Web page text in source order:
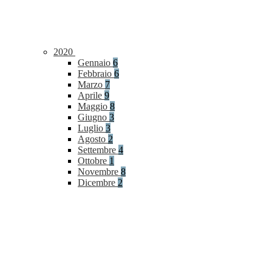
2020
Gennaio 6
Febbraio 6
Marzo 7
Aprile 9
Maggio 8
Giugno 3
Luglio 3
Agosto 2
Settembre 4
Ottobre 1
Novembre 8
Dicembre 2